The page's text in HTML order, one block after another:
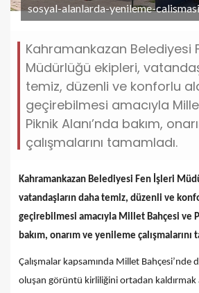
sosyal-alanlarda-yenileme-
Kahramankazan Belediyesi
Müdürlüğü ekipleri,
temiz, düzenli ve konforlu
geçirebilmesi amacıyla
Piknik Alanı’nda bakım,
çalışmalarını tamamladı.
Kahramankazan Belediyesi Fen İşleri
vatandaşların daha temiz, düzenli ve
geçirebilmesi amacıyla Millet Bahçesi ve
bakım, onarım ve yenileme çalışmalarını
Çalışmalar kapsamında Millet Bahçesi’nde
oluşan görüntü kirliliğini ortadan kaldırmak